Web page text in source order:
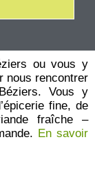
ou vous y
nous rencontrer
Vous y
fine, de
fraîche –
En savoir